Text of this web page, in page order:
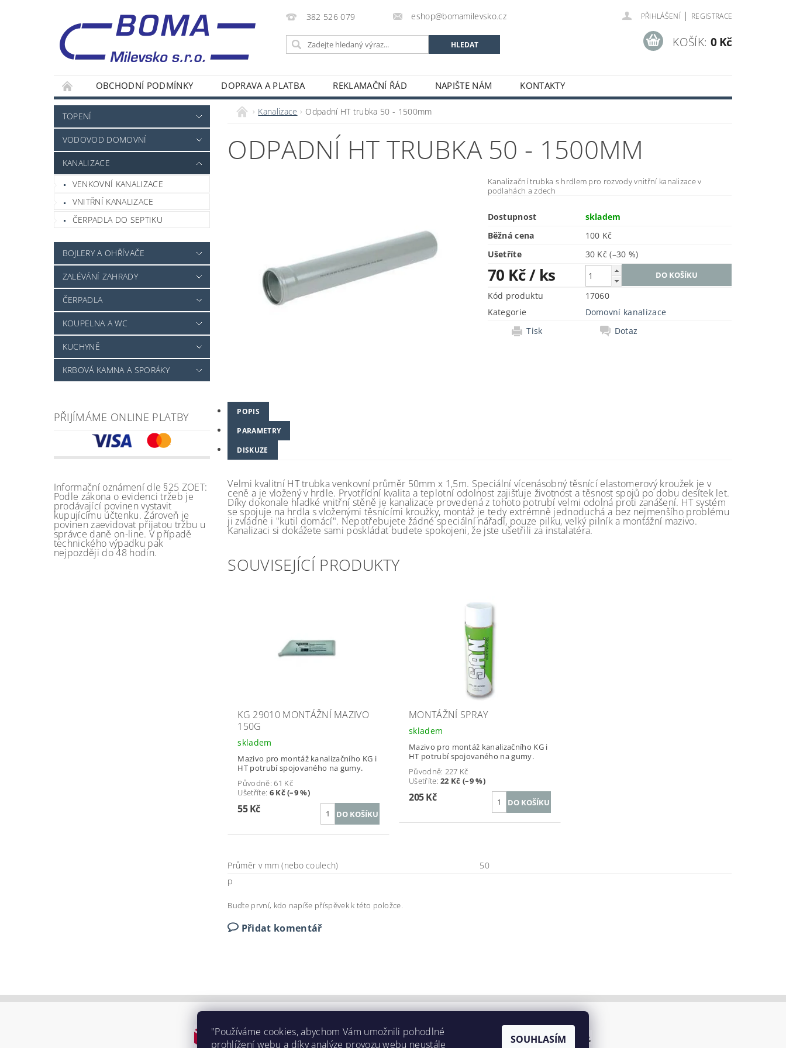
382 526 079 eshop@bomamilevsko.cz PŘIHLÁŠENÍ | REGISTRACE
KOŠÍK: 0 Kč
OBCHODNÍ PODMÍNKY DOPRAVA A PLATBA REKLAMAČNÍ ŘÁD NAPIŠTE NÁM KONTAKTY
TOPENÍ
VODOVOD DOMOVNÍ
KANALIZACE
VENKOVNÍ KANALIZACE
VNITŘNÍ KANALIZACE
ČERPADLA DO SEPTIKU
BOJLERY A OHŘÍVAČE
ZALÉVÁNÍ ZAHRADY
ČERPADLA
KOUPELNA A WC
KUCHYNĚ
KRBOVÁ KAMNA A SPORÁKY
PŘIJÍMÁME ONLINE PLATBY
Informační oznámení dle §25 ZOET:
Podle zákona o evidenci tržeb je
prodávající povinen vystavit
kupujícímu účtenku. Zároveň je
povinen zaevidovat přijatou tržbu u
správce daně on-line. V případě
technického výpadku pak
nejpozději do 48 hodin.
Kanalizace Odpadní HT trubka 50 - 1500mm
ODPADNÍ HT TRUBKA 50 - 1500MM
Kanalizační trubka s hrdlem pro rozvody vnitřní kanalizace v
podlahách a zdech
Dostupnost
skladem
Běžná cena
100 Kč
Ušetříte
30 Kč(–30 %)
70 Kč/ ks
Kód produktu
17060
Kategorie
Domovní kanalizace
Tisk
Dotaz
POPIS
PARAMETRY
DISKUZE
Velmi kvalitní HT trubka venkovní průměr 50mm x 1,5m. Speciální vícenásobný těsnící elastomerový kroužek je v
ceně a je vložený v hrdle. Prvotřídní kvalita a teplotní odolnost zajišťuje životnost a těsnost spojů po dobu desítek let.
Díky dokonale hladké vnitřní stěně je kanalizace provedená z tohoto potrubí velmi odolná proti zanášení. HT systém
se spojuje na hrdla s vloženými těsnícími kroužky, montáž je tedy extrémně jednoduchá a bez nejmenšího problému
ji zvládne i "kutil domácí". Nepotřebujete žádné speciální nářadí, pouze pilku, velký pilník a montážní mazivo.
Kanalizaci si dokážete sami poskládat budete spokojeni, že jste ušetřili za instalatéra.
SOUVISEJÍCÍ PRODUKTY
KG 29010 MONTÁŽNÍ MAZIVO
150G
skladem
Mazivo pro montáž kanalizačního KG i
HT potrubí spojovaného na gumy.
Původně:61 Kč
Ušetříte: 6 Kč (–9 %)
55 Kč
MONTÁŽNÍ SPRAY
skladem
Mazivo pro montáž kanalizačního KG i
HT potrubí spojovaného na gumy.
Původně: 227 Kč
Ušetříte:22 Kč (–9 %)
205 Kč
Průměr v mm (nebo coulech)
50
p
Buďte první, kdo napíše příspěvek k této položce.
Přidat komentář
"Používáme cookies, abychom Vám umožnili pohodlné
prohlížení webu a díky analýze provozu webu neustále
SOUHLASÍM